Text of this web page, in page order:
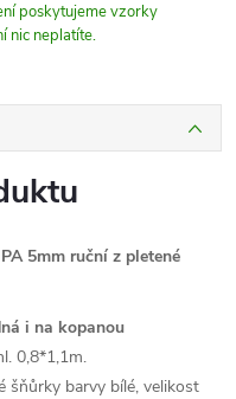
poskytujeme vzorky
nic neplatíte.
5mm ruční z pletené
i na kopanou
0,8*1,1m.
šňůrky barvy bílé, velikost